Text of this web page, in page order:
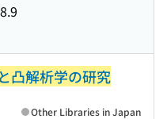
凸解析学の研究
Other Libraries in Japan